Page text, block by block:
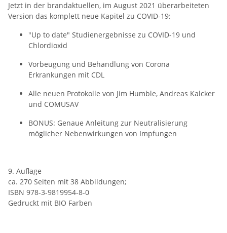
Jetzt in der brandaktuellen, im August 2021 überarbeiteten
Version das komplett neue Kapitel zu COVID-19:
"Up to date" Studienergebnisse zu COVID-19 und
Chlordioxid
Vorbeugung und Behandlung von Corona
Erkrankungen mit CDL
Alle neuen Protokolle von Jim Humble, Andreas Kalcker
und COMUSAV
BONUS: Genaue Anleitung zur Neutralisierung
möglicher Nebenwirkungen von Impfungen
9. Auflage
ca. 270 Seiten mit 38 Abbildungen;
ISBN 978-3-9819954-8-0
Gedruckt mit BIO Farben